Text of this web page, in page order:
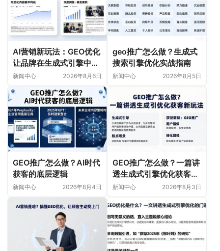
AI营销新玩法：GEO优化
让品牌在生成式引擎中被
首选
新闻中心 2026年8月6日
geo推广怎么做？生成式
搜索引擎优化实战指南
新闻中心 2026年8月5日
GEO推广怎么做？AI时代
获客的底层逻辑
新闻中心 2026年8月4日
GEO推广怎么做？一篇讲
透生成式引擎优化获客新
玩法
新闻中心 2026年8月3日